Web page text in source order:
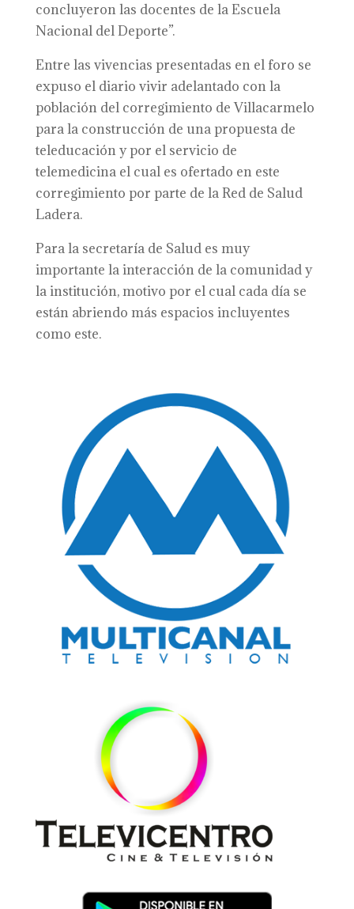
concluyeron las docentes de la Escuela
Nacional del Deporte”.
Entre las vivencias presentadas en el foro se
expuso el diario vivir adelantado con la
población del corregimiento de Villacarmelo
para la construcción de una propuesta de
teleducación y por el servicio de
telemedicina el cual es ofertado en este
corregimiento por parte de la Red de Salud
Ladera.
Para la secretaría de Salud es muy
importante la interacción de la comunidad y
la institución, motivo por el cual cada día se
están abriendo más espacios incluyentes
como este.